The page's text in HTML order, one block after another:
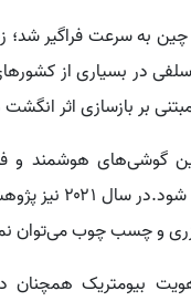
به سرعت فراگیر شد؛
در بسیاری از
بر بازسازی اثر
گوشی‌های هوشمند
حملاتی نسبت
و چسب چوب می‌توان
هویت بیومتریک